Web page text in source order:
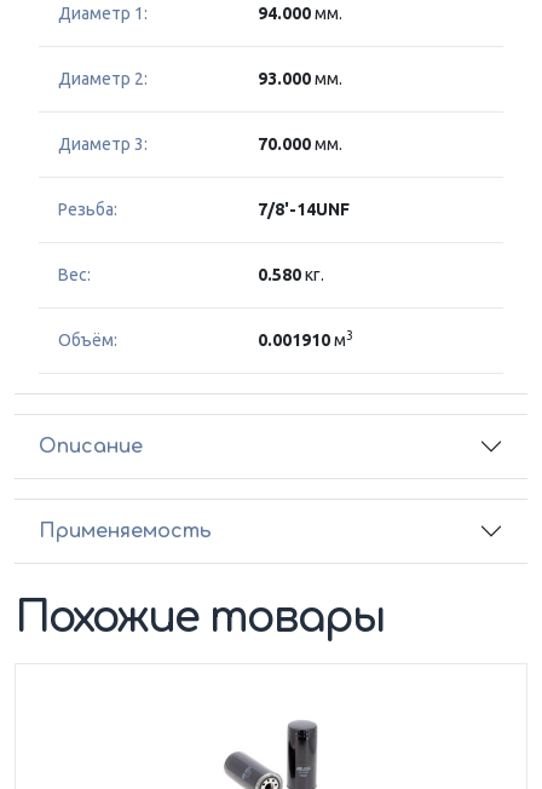
Диаметр 1: 94.000мм.
Диаметр 2: 93.000мм.
Диаметр 3: 70.000мм.
Резьба: 7/8'-14UNF
Вес: 0.580кг.
Объём: 0.001910м3
Описание
Применяемость
Похожие товары